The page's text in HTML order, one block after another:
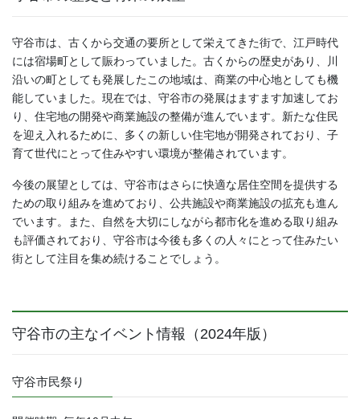
守谷市は、古くから交通の要所として栄えてきた街で、江戸時代
には宿場町として賑わっていました。古くからの歴史があり、川
沿いの町としても発展したこの地域は、商業の中心地としても機
能していました。現在では、守谷市の発展はますます加速してお
り、住宅地の開発や商業施設の整備が進んでいます。新たな住民
を迎え入れるために、多くの新しい住宅地が開発されており、子
育て世代にとって住みやすい環境が整備されています。
今後の展望としては、守谷市はさらに快適な居住空間を提供する
ための取り組みを進めており、公共施設や商業施設の拡充も進ん
でいます。また、自然を大切にしながら都市化を進める取り組み
も評価されており、守谷市は今後も多くの人々にとって住みたい
街として注目を集め続けることでしょう。
守谷市の主なイベント情報（ 2024年版）
守谷市民祭り